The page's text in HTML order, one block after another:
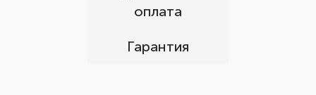
оплата
Гарантия